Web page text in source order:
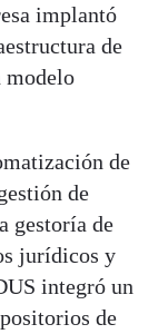
implantó
de
modelo
de
de
gestoría de
jurídicos y
integró un
de